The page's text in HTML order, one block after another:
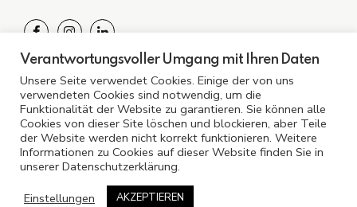
Spezialisiert auf Ihre Bedürfnisse: Entdecken Sie
Beleuchtung, die überzeugt.
Verantwortungsvoller Umgang mit Ihren Daten
Unsere Seite verwendet Cookies. Einige der von uns
verwendeten Cookies sind notwendig, um die
Funktionalität der Website zu garantieren. Sie können alle
Cookies von dieser Site löschen und blockieren, aber Teile
der Website werden nicht korrekt funktionieren. Weitere
Informationen zu Cookies auf dieser Website finden Sie in
unserer Datenschutzerklärung.
Einstellungen
AKZEPTIEREN